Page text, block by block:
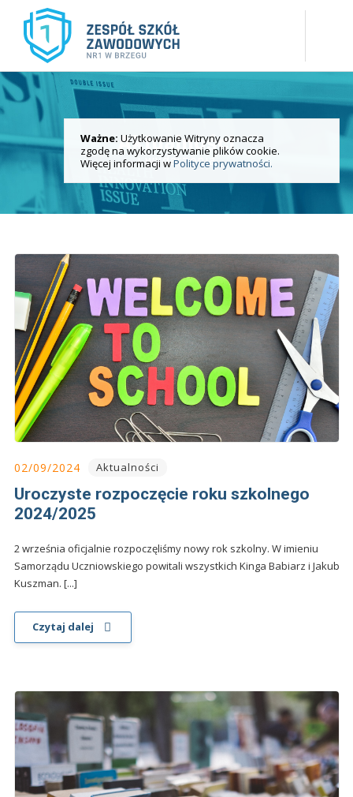
Ważne: Użytkowanie Witryny oznacza
zgodę na wykorzystywanie plików cookie.
Więcej informacji wPolityce prywatności.
Aktualności
i wydarzenia
02/09/2024 Aktualności
Uroczyste rozpoczęcie roku szkolnego
2024/2025
2 września oficjalnie rozpoczęliśmy nowy rok szkolny. W imieniu
Samorządu Uczniowskiego powitali wszystkich Kinga Babiarz i Jakub
Kuszman. [...]
Czytaj dalej